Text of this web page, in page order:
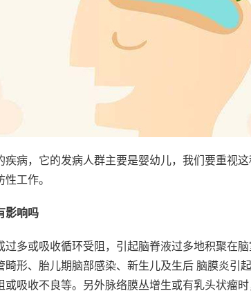
疾病，它的发病人群主要是婴幼儿，我们要重视
工作。
影响吗
过多或吸收循环受阻，引起脑脊液过多地积聚在
畸形、胎儿期脑部感染、新生儿及生后 脑膜炎引
吸收不良等。另外脉络膜丛增生或有乳头状瘤